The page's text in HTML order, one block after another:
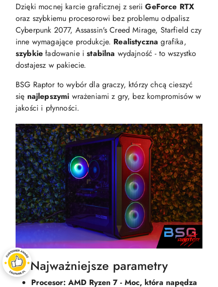
Dzięki mocnej karcie graficznej z seriiGeForce RTX
oraz szybkiemu procesorowi bez problemu odpalisz
Cyberpunk 2077, Assassin's Creed Mirage, Starfield czy
inne wymagające produkcje. Realistyczna grafika,
szybkie ładowanie istabilna wydajność - to wszystko
dostajesz w pakiecie.
BSG Raptor to wybór dla graczy, którzy chcą cieszyć
się najlepszymi wrażeniami z gry, bez kompromisów w
jakości i płynności.
⚙️ Najważniejsze parametry
Procesor: AMD Ryzen 7 - Moc, która napędza